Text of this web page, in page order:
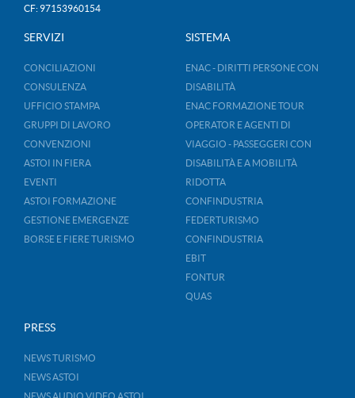
CF: 97153960154
SERVIZI
CONCILIAZIONI
CONSULENZA
UFFICIO STAMPA
GRUPPI DI LAVORO
CONVENZIONI
ASTOI IN FIERA
EVENTI
ASTOI FORMAZIONE
GESTIONE EMERGENZE
BORSE E FIERE TURISMO
SISTEMA
ENAC - DIRITTI PERSONE CON
DISABILITÀ
ENAC FORMAZIONE TOUR
OPERATOR E AGENTI DI
VIAGGIO - PASSEGGERI CON
DISABILITÀ E A MOBILITÀ
RIDOTTA
CONFINDUSTRIA
FEDERTURISMO
CONFINDUSTRIA
EBIT
FONTUR
QUAS
PRESS
NEWS TURISMO
NEWS ASTOI
NEWS AUDIO VIDEO ASTOI